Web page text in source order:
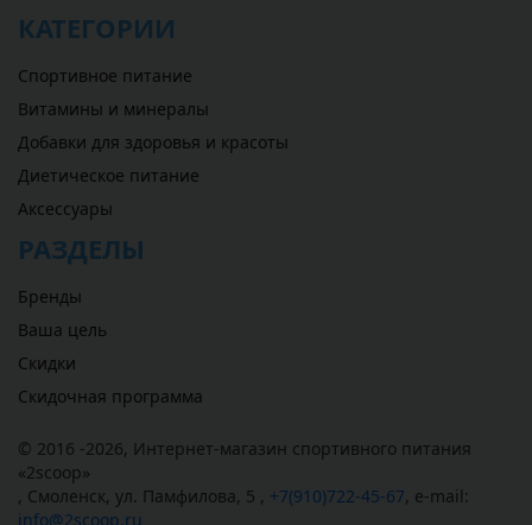
КАТЕГОРИИ
Спортивное питание
Витамины и минералы
Добавки для здоровья и красоты
Диетическое питание
Аксессуары
РАЗДЕЛЫ
Бренды
Ваша цель
Скидки
Скидочная программа
© 2016 -2026, Интернет-магазин спортивного питания
«2scoop»
, Смоленск, ул. Памфилова, 5 , +7(910)722-45-67, e-mail:
info@2scoop.ru